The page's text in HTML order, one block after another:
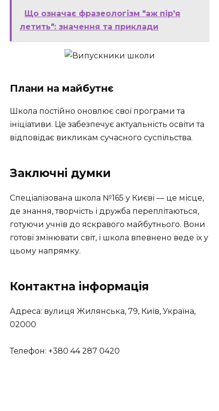
Що означає фразеологізм "аж пір'я
летить": значення та приклади
Плани на майбутнє
Школа постійно оновлює свої програми та
ініціативи. Це забезпечує актуальність освіти та
відповідає викликам сучасного суспільства.
Заключні думки
Спеціалізована школа №165 у Києві — це місце,
де знання, творчість і дружба переплітаються,
готуючи учнів до яскравого майбутнього. Вони
готові змінювати світ, і школа впевнено веде їх у
цьому напрямку.
Контактна інформація
Адреса: вулиця Жилянська, 79, Київ, Україна,
02000
Телефон: +380 44 287 0420